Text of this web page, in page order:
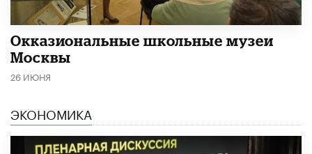
​Окказиональные школьные музеи
Москвы
26 ИЮНЯ
ЭКОНОМИКА